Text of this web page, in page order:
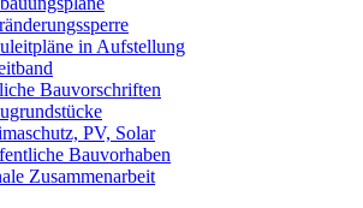
in Aufstellung
Bauvorschriften
PV, Solar
Bauvorhaben
Zusammenarbeit